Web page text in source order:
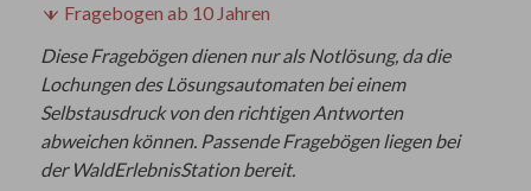
Fragebogen ab 10 Jahren
Diese Fragebögen dienen nur als Notlösung, da die
Lochungen des Lösungsautomatenbei einem
Selbstausdruckvon den richtigen Antworten
abweichen können. Passende Fragebögen liegen bei
der WaldErlebnisStation bereit.